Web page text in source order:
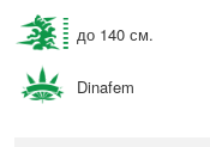
до 140 см.
Dinafem